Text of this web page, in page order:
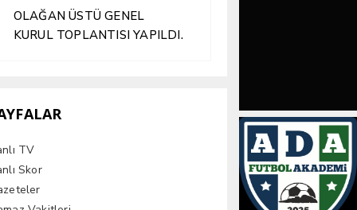
OLAĞAN ÜSTÜ GENEL
KURUL TOPLANTISI YAPILDI.
TV
Skor